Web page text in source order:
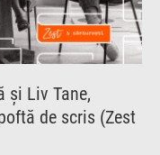
și Liv Tane,
de scris (Zest